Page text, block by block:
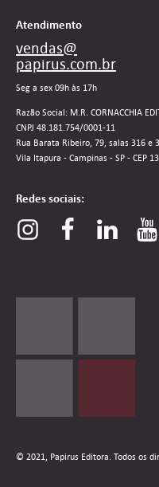
Atendimento
vendas@
papirus.com.br
Seg a sex 09h às 17h
Razão Social: M.R. CORNACCHIA
CNPJ 48.181.754/0001-11
Rua Barata Ribeiro, 79, salas 316 e
Vila Itapura - Campinas - SP - CEP
Redes sociais:
© 2021, Papirus Editora. Todos os